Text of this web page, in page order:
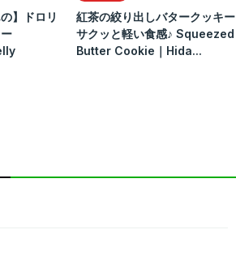
】ドロリ
紅茶の絞り出しバタークッキー
サクッと軽い食感♪ Squeezed
Butter Cookie｜Hida...